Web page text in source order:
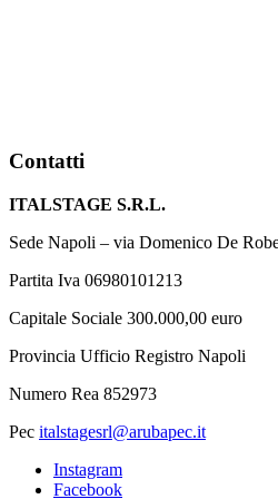
Contatti
ITALSTAGE S.R.L.
Sede Napoli – via Domenico De
Partita Iva 06980101213
Capitale Sociale 300.000,00 euro
Provincia Ufficio Registro Napoli
Numero Rea 852973
Pec italstagesrl@arubapec.it
Instagram
Facebook